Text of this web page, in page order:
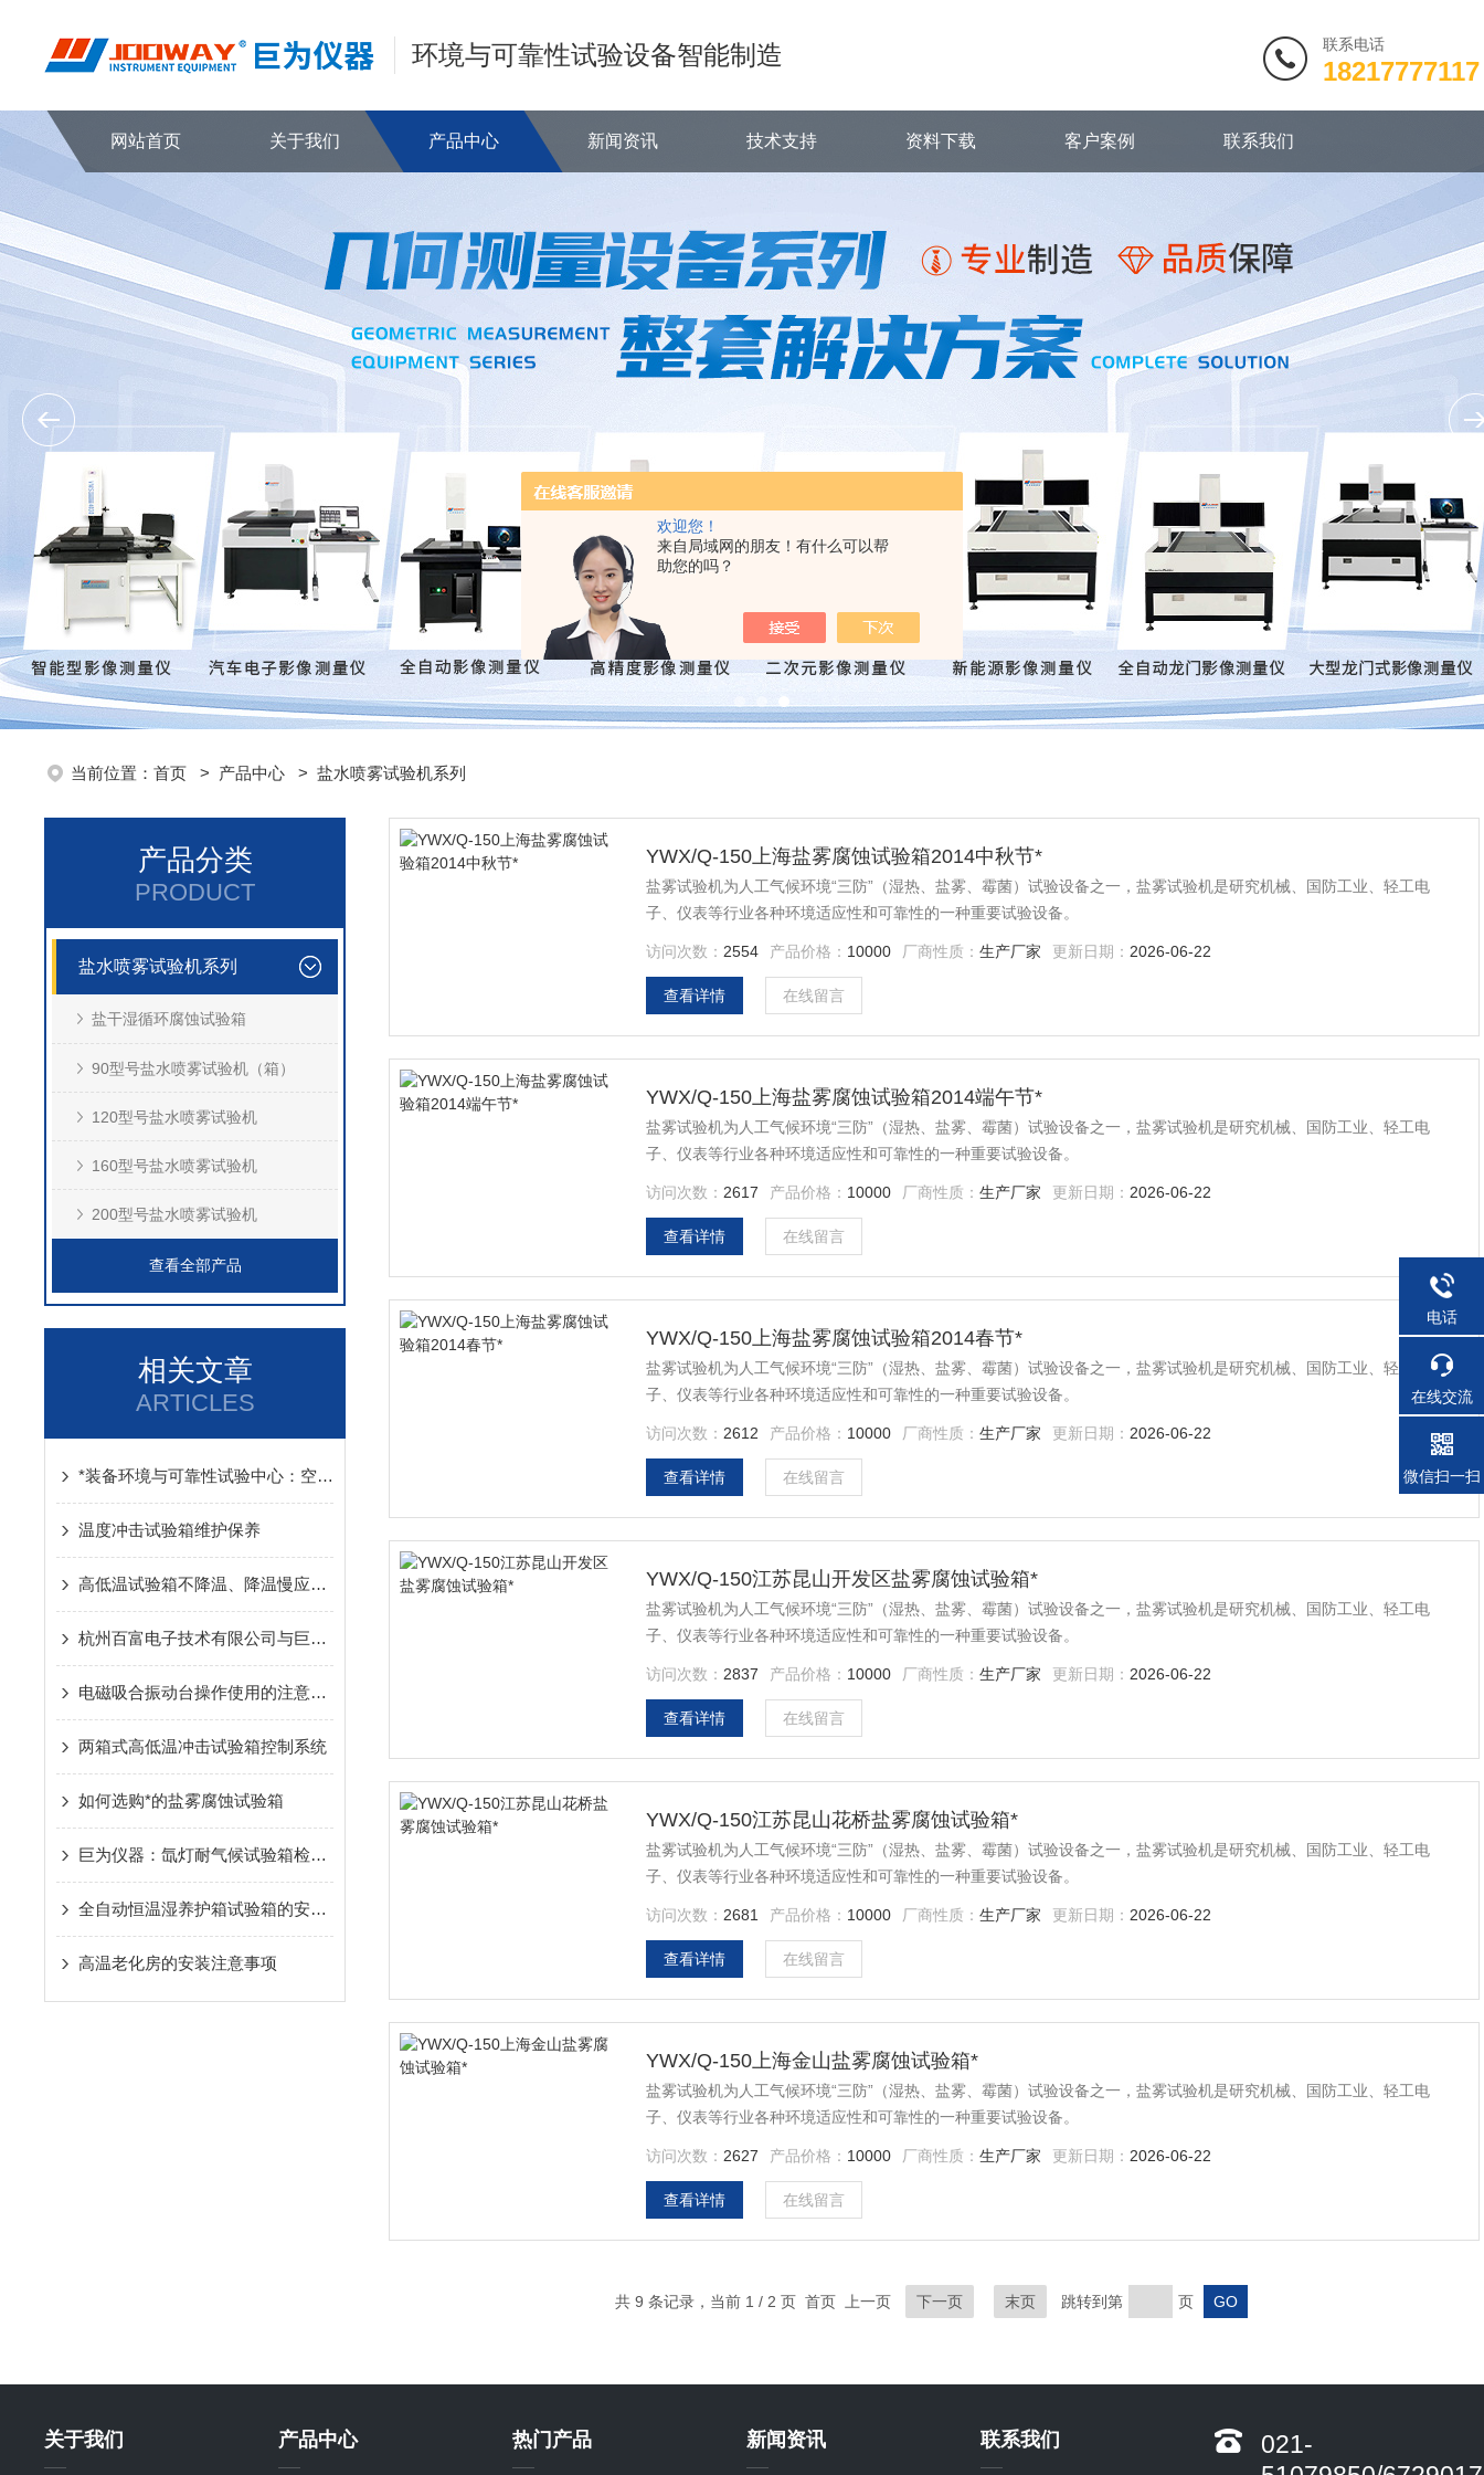
欢迎您！
来自局域网的朋友！有什么可以帮
助您的吗？
环境与可靠性试验设备智能制造 联系电话
18217777117
网站首页 关于我们 产品中心 新闻资讯 技术支持 资料下载 客户案例 联系我们
当前位置： 首页 > 产品中心 > 盐水喷雾试验机系列
产品分类
PRODUCT
盐水喷雾试验机系列
盐干湿循环腐蚀试验箱
90型号盐水喷雾试验机（箱）
120型号盐水喷雾试验机
160型号盐水喷雾试验机
200型号盐水喷雾试验机
查看全部产品
相关文章
ARTICLES
*装备环境与可靠性试验中心：空战兵器从这里走向战场
温度冲击试验箱维护保养
高低温试验箱不降温、降温慢应如何解决
杭州百富电子技术有限公司与巨为仪器股份牵手合作
电磁吸合振动台操作使用的注意事项
两箱式高低温冲击试验箱控制系统
如何选购*的盐雾腐蚀试验箱
巨为仪器：氙灯耐气候试验箱检查及维护保养33
全自动恒温湿养护箱试验箱的安装设备的场所要求
高温老化房的安装注意事项
YWX/Q-150上海盐雾腐蚀试验箱2014中秋节*
盐雾试验机为人工气候环境“三防”（湿热、盐雾、霉菌）试验设备之一，盐雾试验机是研究机械、国防工业、轻工电
子、仪表等行业各种环境适应性和可靠性的一种重要试验设备。
访问次数： 2554 产品价格： 10000 厂商性质： 生产厂家 更新日期： 2026-06-22
查看详情 在线留言
YWX/Q-150上海盐雾腐蚀试验箱2014端午节*
盐雾试验机为人工气候环境“三防”（湿热、盐雾、霉菌）试验设备之一，盐雾试验机是研究机械、国防工业、轻工电
子、仪表等行业各种环境适应性和可靠性的一种重要试验设备。
访问次数： 2617 产品价格： 10000 厂商性质： 生产厂家 更新日期： 2026-06-22
查看详情 在线留言
YWX/Q-150上海盐雾腐蚀试验箱2014春节*
盐雾试验机为人工气候环境“三防”（湿热、盐雾、霉菌）试验设备之一，盐雾试验机是研究机械、国防工业、轻工电
子、仪表等行业各种环境适应性和可靠性的一种重要试验设备。
访问次数： 2612 产品价格： 10000 厂商性质： 生产厂家 更新日期： 2026-06-22
查看详情 在线留言
YWX/Q-150江苏昆山开发区盐雾腐蚀试验箱*
盐雾试验机为人工气候环境“三防”（湿热、盐雾、霉菌）试验设备之一，盐雾试验机是研究机械、国防工业、轻工电
子、仪表等行业各种环境适应性和可靠性的一种重要试验设备。
访问次数： 2837 产品价格： 10000 厂商性质： 生产厂家 更新日期： 2026-06-22
查看详情 在线留言
YWX/Q-150江苏昆山花桥盐雾腐蚀试验箱*
盐雾试验机为人工气候环境“三防”（湿热、盐雾、霉菌）试验设备之一，盐雾试验机是研究机械、国防工业、轻工电
子、仪表等行业各种环境适应性和可靠性的一种重要试验设备。
访问次数： 2681 产品价格： 10000 厂商性质： 生产厂家 更新日期： 2026-06-22
查看详情 在线留言
YWX/Q-150上海金山盐雾腐蚀试验箱*
盐雾试验机为人工气候环境“三防”（湿热、盐雾、霉菌）试验设备之一，盐雾试验机是研究机械、国防工业、轻工电
子、仪表等行业各种环境适应性和可靠性的一种重要试验设备。
访问次数： 2627 产品价格： 10000 厂商性质： 生产厂家 更新日期： 2026-06-22
查看详情 在线留言
共 9 条记录，当前 1 / 2 页 首页 上一页 下一页 末页 跳转到第 页
关于我们 产品中心 热门产品 新闻资讯 联系我们
021-
电话
在线交流
微信扫一扫